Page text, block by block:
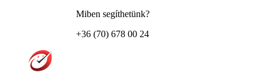
Miben segíthetünk?
+36 (70) 678 00 24